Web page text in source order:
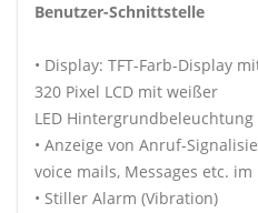
Benutzer-Schnittstelle
• Display: TFT-Farb-Display
320 Pixel LCD mit weißer
LED Hintergrundbeleuchtung
• Anzeige von Anruf-
voice mails, Messages etc. im
• Stiller Alarm (Vibration)